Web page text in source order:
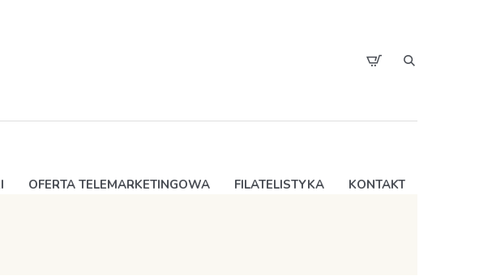
OFERTA TELEMARKETINGOWA FILATELISTYKA KONTAKT